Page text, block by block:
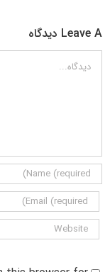
Leave A دیدگاه
دیدگاه